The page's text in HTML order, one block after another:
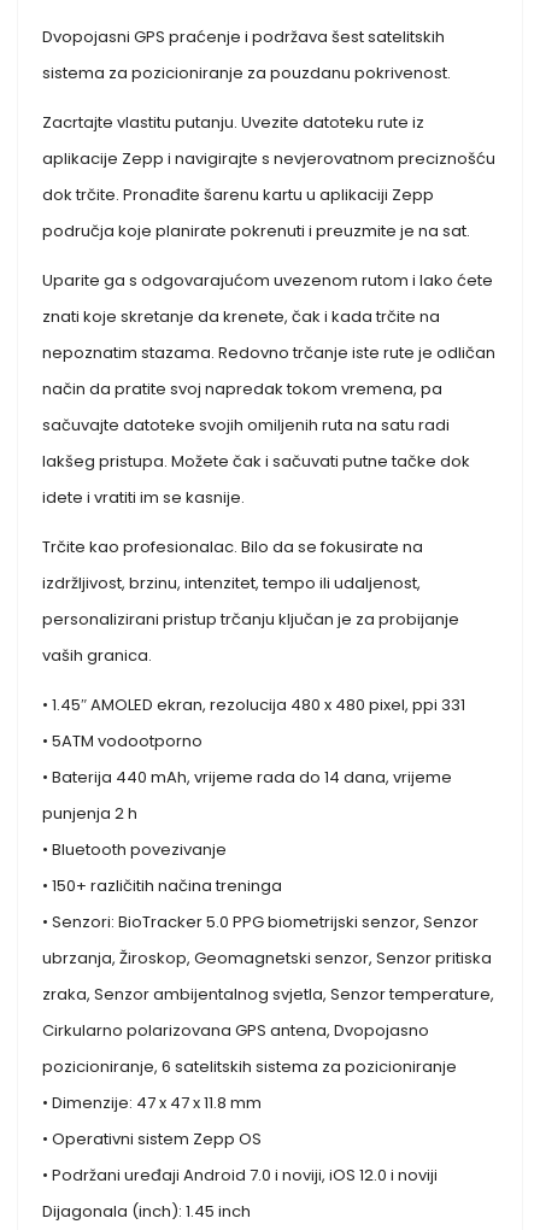
Dvopojasni GPS praćenje i podržava šest satelitskih
sistema za pozicioniranje za pouzdanu pokrivenost.
Zacrtajte vlastitu putanju. Uvezite datoteku rute iz
aplikacije Zepp i navigirajte s nevjerovatnom preciznošću
dok trčite. Pronađite šarenu kartu u aplikaciji Zepp
područja koje planirate pokrenuti i preuzmite je na sat.
Uparite ga s odgovarajućom uvezenom rutom i lako ćete
znati koje skretanje da krenete, čak i kada trčite na
nepoznatim stazama. Redovno trčanje iste rute je odličan
način da pratite svoj napredak tokom vremena, pa
sačuvajte datoteke svojih omiljenih ruta na satu radi
lakšeg pristupa. Možete čak i sačuvati putne tačke dok
idete i vratiti im se kasnije.
Trčite kao profesionalac. Bilo da se fokusirate na
izdržljivost, brzinu, intenzitet, tempo ili udaljenost,
personalizirani pristup trčanju ključan je za probijanje
vaših granica.
• 1.45″ AMOLED ekran, rezolucija 480 x 480 pixel, ppi 331
• 5ATM vodootporno
• Baterija 440 mAh, vrijeme rada do 14 dana, vrijeme
punjenja 2 h
• Bluetooth povezivanje
• 150+ različitih načina treninga
• Senzori: BioTracker 5.0 PPG biometrijski senzor, Senzor
ubrzanja, Žiroskop, Geomagnetski senzor, Senzor pritiska
zraka, Senzor ambijentalnog svjetla, Senzor temperature,
Cirkularno polarizovana GPS antena, Dvopojasno
pozicioniranje, 6 satelitskih sistema za pozicioniranje
• Dimenzije: 47 x 47 x 11.8 mm
• Operativni sistem Zepp OS
• Podržani uređaji Android 7.0 i noviji, iOS 12.0 i noviji
Dijagonala (inch): 1.45 inch